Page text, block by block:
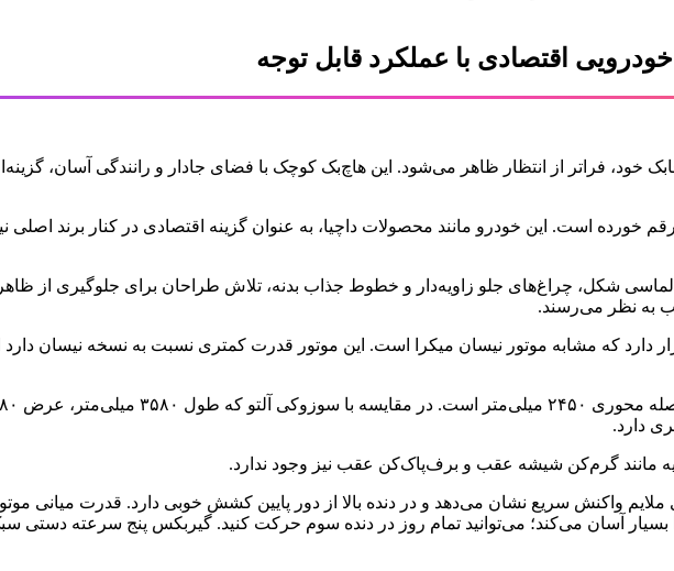
فراتر از انتظار ظاهر می‌شود. این هاچ‌بک کوچک با فضای جادار و رانندگی آسان،
با معرفی داتسون گو رقم خورده است. این خودرو مانند محصولات داچیا، به عنوان گزینه اقتصادی در کنار برند
شکل، چراغ‌های جلو زاویه‌دار و خطوط جذاب بدنه، تلاش طراحان برای جلوگیری از ظاهر
۱.۲ لیتری سه سیلندر بنزینی با قدرت ۶۷ اسب بخار قرار دارد که مشابه موتور نیسان میکرا است. این موتور قدرت کمتری نسبت به
دارد.
آسان می‌کند؛ می‌توانید تمام روز در دنده سوم حرکت کنید. گیربکس پنج سرعته دستی